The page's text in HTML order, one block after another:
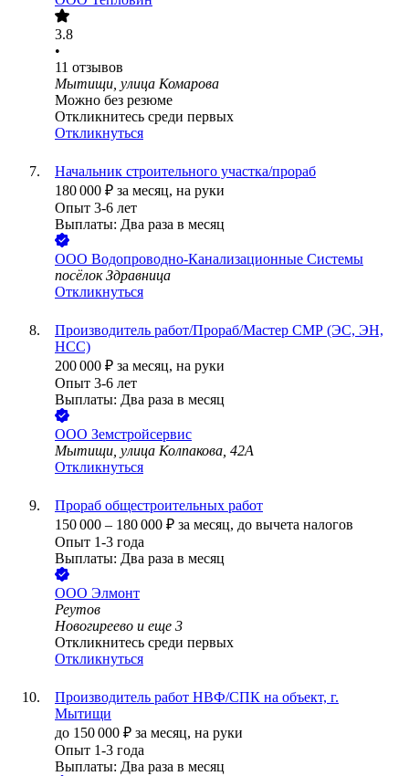
3.8
•
11 отзывов
Мытищи, улица Комарова
Можно без резюме
Откликнитесь среди первых
Откликнуться
Начальник строительного участка/прораб
180 000 ₽ за месяц, на руки
Опыт 3-6 лет
Выплаты: Два раза в месяц
ООО Водопроводно-Канализационные Системы
посёлок Здравница
Откликнуться
Производитель работ/Прораб/Мастер СМР (ЭС, ЭН,
НСС)
200 000 ₽ за месяц, на руки
Опыт 3-6 лет
Выплаты: Два раза в месяц
ООО Земстройсервис
Мытищи, улица Колпакова, 42А
Откликнуться
Прораб общестроительных работ
150 000 – 180 000 ₽ за месяц, до вычета налогов
Опыт 1-3 года
Выплаты: Два раза в месяц
ООО Элмонт
Реутов
Новогиреево и еще 3
Откликнитесь среди первых
Откликнуться
Производитель работ НВФ/СПК на объект, г.
Мытищи
до 150 000 ₽ за месяц, на руки
Опыт 1-3 года
Выплаты: Два раза в месяц